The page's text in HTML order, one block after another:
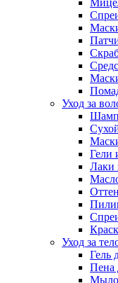
Уход за
Гели
Лаки
Уход за
Гель
Пена
Мыло